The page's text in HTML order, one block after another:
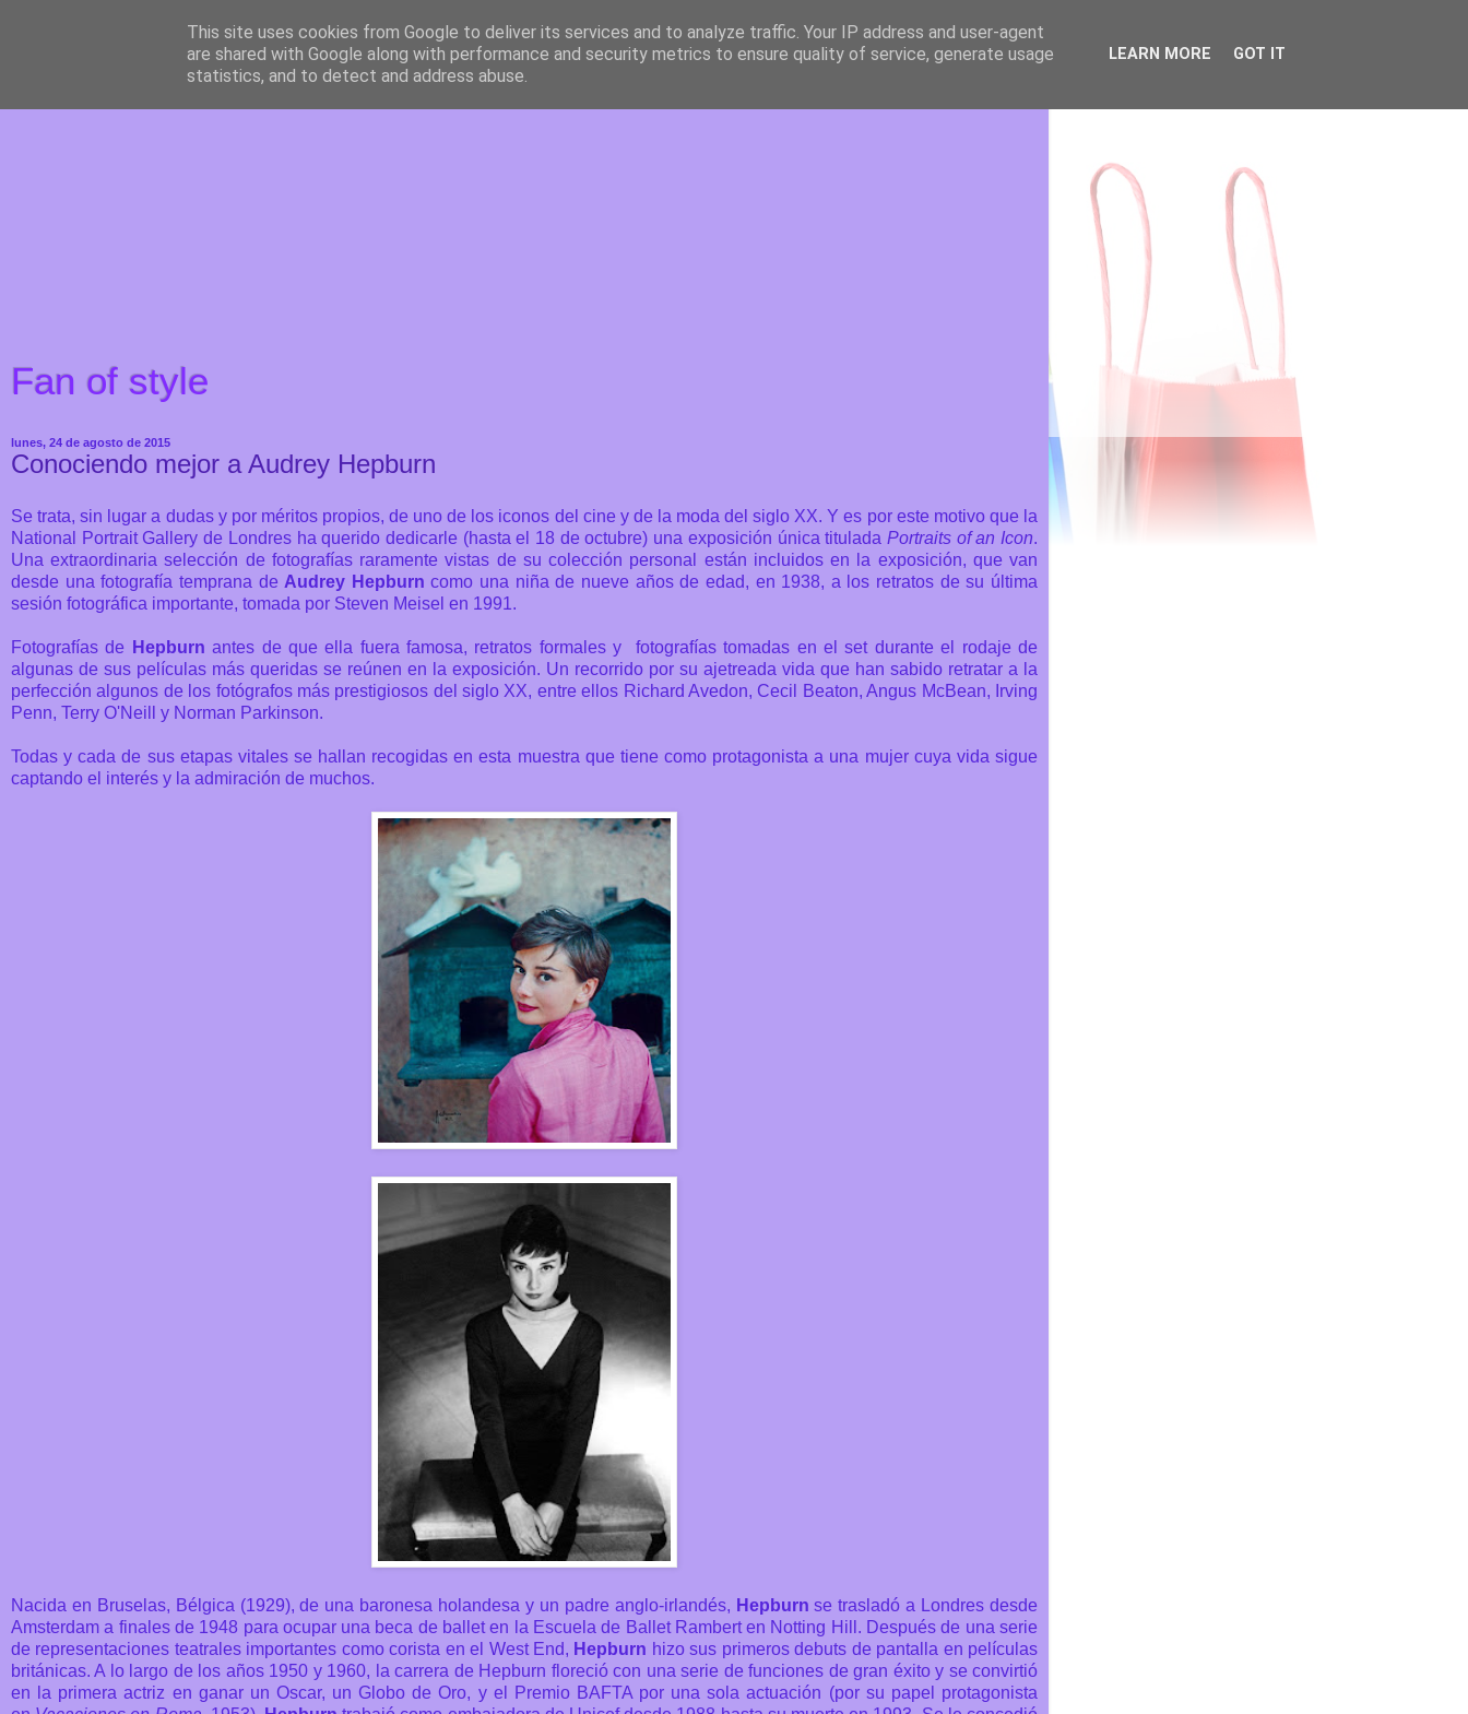
Fan of style
lunes, 24 de agosto de 2015
Conociendo mejor a Audrey Hepburn
Se trata, sin lugar a dudas y por méritos propios, de uno de los iconos del cine y de la moda del siglo XX. Y es por este motivo que la
National Portrait Gallery de Londres ha querido dedicarle (hasta el 18 de octubre) una exposición única titulada Portraits of an Icon.
Una extraordinaria selección de fotografías raramente vistas de su colección personal están incluidos en la exposición, que van
desde una fotografía temprana de Audrey Hepburncomo una niña de nueve años de edad, en 1938, a los retratos de su última
sesión fotográfica importante, tomada por Steven Meisel en 1991.
Fotografías de Hepburn antes de que ella fuera famosa, retratos formales y fotografías tomadas en el set durante el rodaje de
algunas de sus películas más queridas se reúnen en la exposición. Un recorrido por su ajetreada vida que han sabido retratar a la
perfección algunos de los fotógrafos más prestigiosos del siglo XX, entre ellos Richard Avedon, Cecil Beaton, Angus McBean, Irving
Penn, Terry O'Neill y Norman Parkinson.
Todas y cada de sus etapas vitales se hallan recogidas en esta muestra que tiene como protagonista a una mujer cuya vida sigue
captando el interés y la admiración de muchos.
Nacida en Bruselas, Bélgica (1929), de una baronesa holandesa y un padre anglo-irlandés, Hepburn se trasladó a Londres desde
Amsterdam a finales de 1948 para ocupar una beca de ballet en la Escuela de Ballet Rambert en Notting Hill. Después de una serie
de representaciones teatrales importantes como corista en el West End, Hepburn hizo sus primeros debuts de pantalla en películas
británicas. A lo largo de los años 1950 y 1960, la carrera de Hepburn floreció con una serie de funciones de gran éxito y se convirtió
en la primera actriz en ganar un Oscar, un Globo de Oro, y el Premio BAFTA por una sola actuación (por su papel protagonista
This site uses cookies from Google to deliver its services and to analyze traffic. Your IP address and user-agent
are shared with Google along with performance and security metrics to ensure quality of service, generate usage
statistics, and to detect and address abuse.
LEARN MORE GOT IT